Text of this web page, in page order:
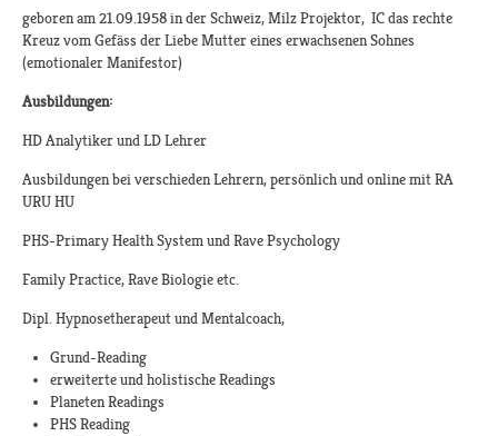
geboren am 21.09.1958 in der Schweiz, Milz Projektor, IC das rechte
Kreuz vom Gefäss der Liebe Mutter eines erwachsenen Sohnes
(emotionaler Manifestor)
Ausbildungen:
HD Analytiker und LD Lehrer
Ausbildungen bei verschieden Lehrern, persönlich und online mit RA
URU HU
PHS-Primary Health System und Rave Psychology
Family Practice, Rave Biologie etc.
Dipl. Hypnosetherapeut und Mentalcoach,
Grund-Reading
erweiterte und holistische Readings
Planeten Readings
PHS Reading